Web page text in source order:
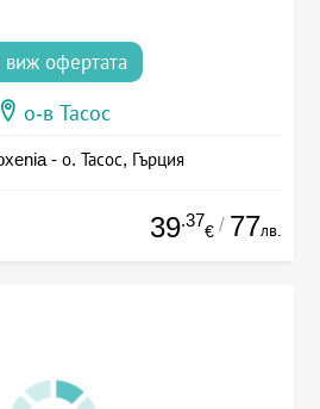
виж офертата
о-в Тасос
- о. Тасос, Гърция
39.37
€ / 77лв.